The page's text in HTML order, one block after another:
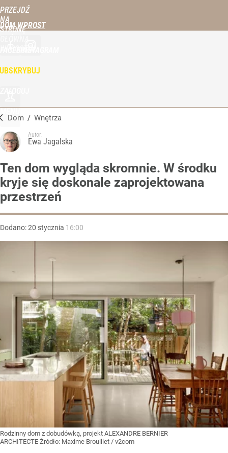
PRZEJDŹ
NA
STRONĘ
DOM WPROST
Dom / Wnętrza
Autor:
Ewa Jagalska
Ten dom wygląda skromnie. W środku
kryje się doskonale zaprojektowana
przestrzeń
Dodano:20 stycznia 16:00
Rodzinny dom z dobudówką, projekt ALEXANDRE BERNIER
ARCHITECTE Źródło: Maxime Brouillet / v2com